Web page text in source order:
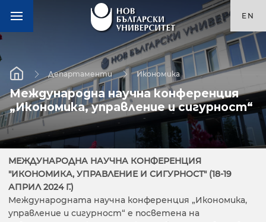
EN
Департаменти Икономика
Международна научна конференция
„Икономика, управление и сигурност“
МЕЖДУНАРОДНА НАУЧНА КОНФЕРЕНЦИЯ
"ИКОНОМИКА, УПРАВЛЕНИЕ И СИГУРНОСТ" (18-19
АПРИЛ 2024 Г.)
Международната научна конференция „Икономика,
управление и сигурност“ е посветена на